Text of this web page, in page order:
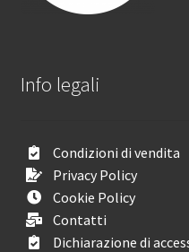
Info legali
Condizioni di vendita
Privacy Policy
Cookie Policy
Contatti
Dichiarazione di